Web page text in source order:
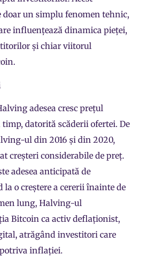
doar un simplu fenomen tehnic,
influențează dinamica pieței,
și chiar viitorul
adesea cresc prețul
datorită scăderii ofertei. De
ul din 2016 și din 2020,
creșteri considerabile de preț.
adesea anticipată de
o creștere a cererii înainte de
lung, Halving-ul
Bitcoin ca activ deflaționist,
atrăgând investitori care
inflației.